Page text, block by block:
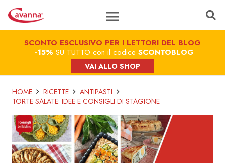
SCONTO ESCLUSIVO PER I LETTORI DEL BLOG
-15% SU TUTTO con il codice SCONTOBLOG
VAI ALLO SHOP
HOME RICETTE
ANTIPASTI
TORTE SALATE: IDEE E CONSIGLI DI STAGIONE